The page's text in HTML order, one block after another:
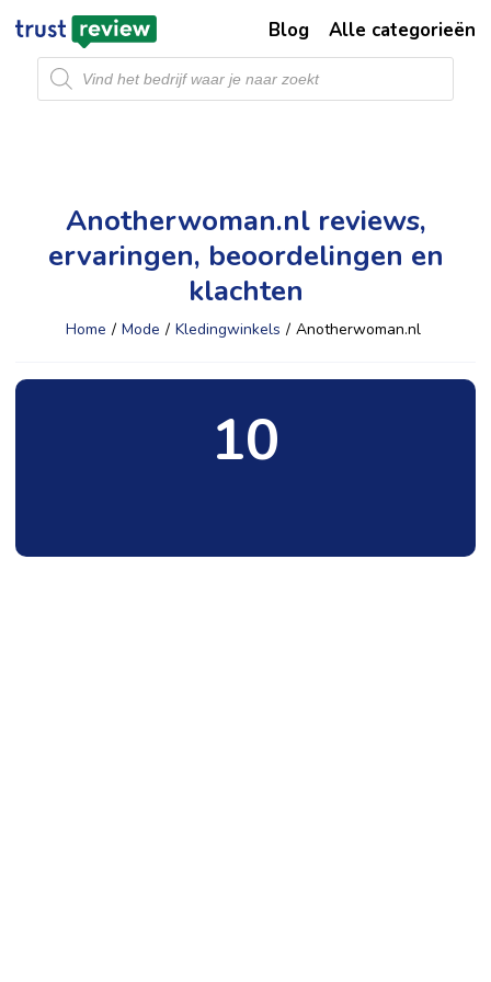
Producten
zoeken
Blog Alle categorieën
Anotherwoman.nl reviews,
ervaringen, beoordelingen en
klachten
Home / Mode / Kledingwinkels / Anotherwoman.nl
10